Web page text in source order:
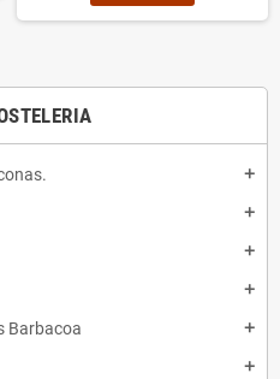
add
add
add
add
Barbacoa add
add